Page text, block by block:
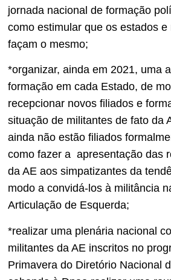
jornada nacional de formação
como estimular que os estados
façam o mesmo;
*organizar, ainda em 2021, uma
formação em cada Estado, de
recepcionar novos filiados e
situação de militantes de fato da
ainda não estão filiados
como fazer a apresentação das
da AE aos simpatizantes da
modo a convidá-los à militância
Articulação de Esquerda;
*realizar uma plenária nacional
militantes da AE inscritos no
Primavera do Diretório Nacional